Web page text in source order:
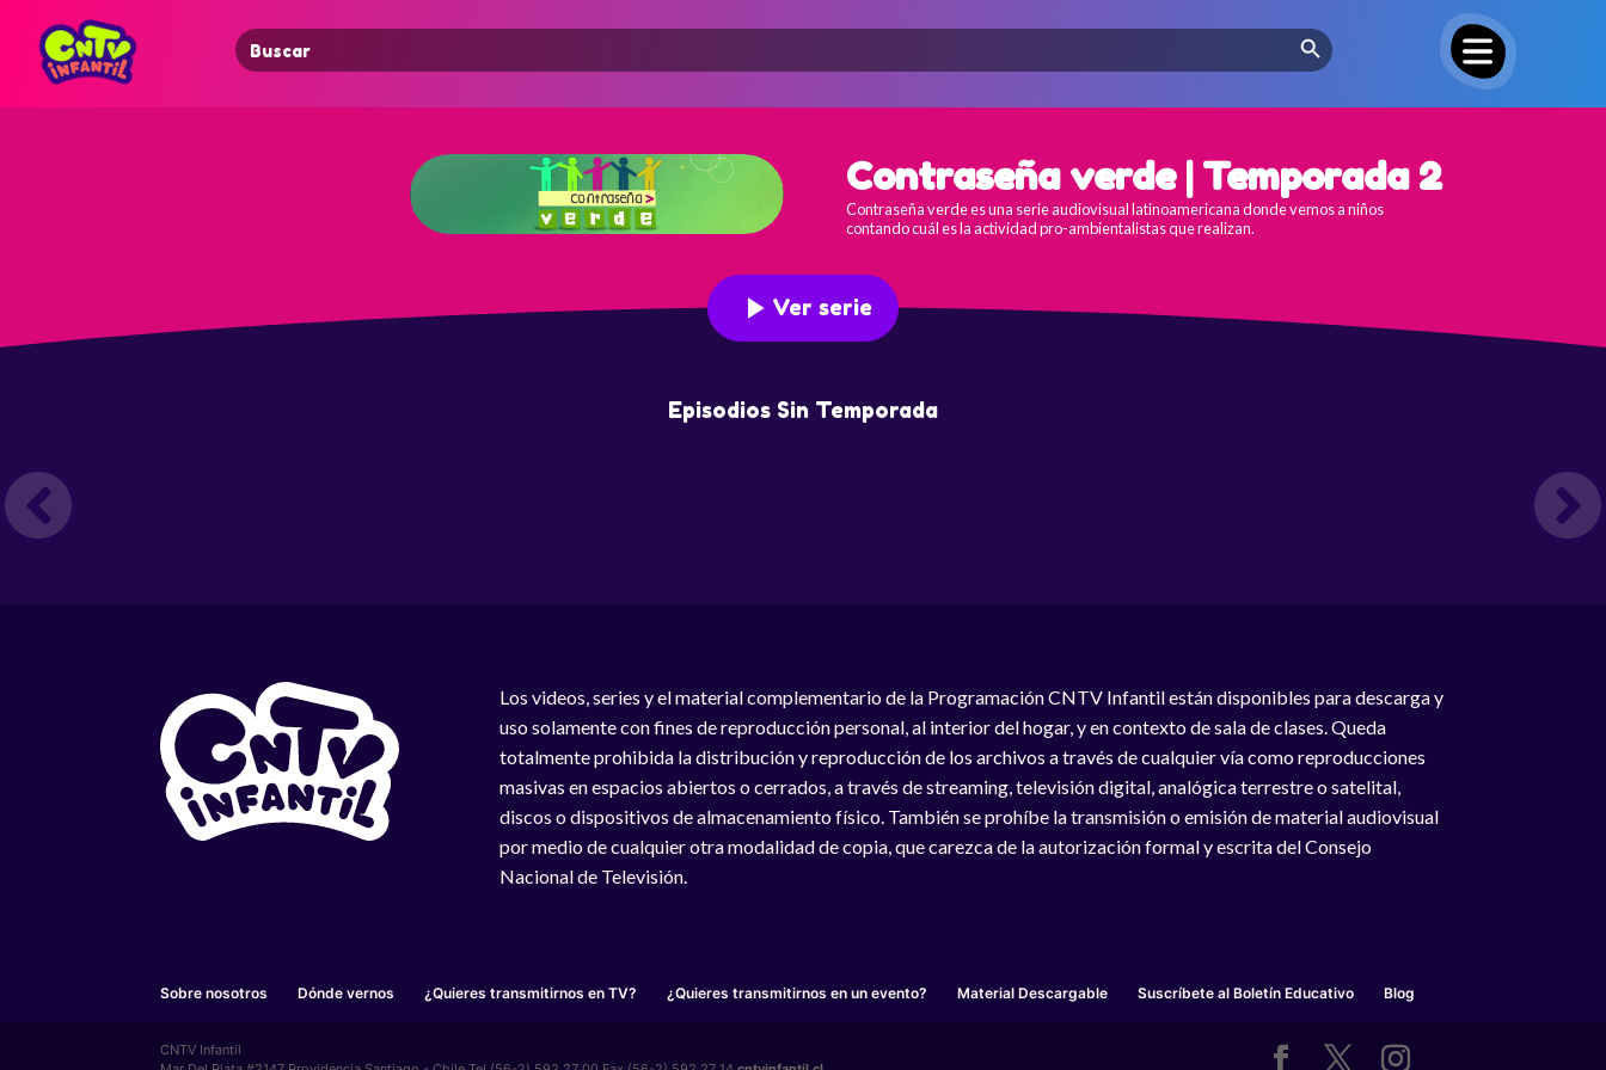
Search
for:
Search Button
Contraseña verde | Temporada 2
Contraseña verde es una serie audiovisual latinoamericana donde vemos a niños
contando cuál es la actividad pro-ambientalistas que realizan.
Ver serie
Episodios Sin Temporada
Los videos, series y el material complementario de la Programación CNTV Infantil están disponibles para descarga y
uso solamente con fines de reproducción personal, al interior del hogar, y en contexto de sala de clases. Queda
totalmente prohibida la distribución y reproducción de los archivos a través de cualquier vía como reproducciones
masivas en espacios abiertos o cerrados, a través de streaming, televisión digital, analógica terrestre o satelital,
discos o dispositivos de almacenamiento físico. También se prohíbe la transmisión o emisión de material audiovisual
por medio de cualquier otra modalidad de copia, que carezca de la autorización formal y escrita del Consejo
Nacional de Televisión.
Sobre nosotros Dónde vernos ¿Quieres transmitirnos en TV? ¿Quieres transmitirnos en un evento? Material Descargable Suscríbete al Boletín Educativo Blog
CNTV Infantil